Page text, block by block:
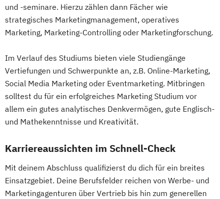
und -seminare. Hierzu zählen dann Fächer wie
strategisches Marketingmanagement, operatives
Marketing, Marketing-Controlling oder Marketingforschung.
Im Verlauf des Studiums bieten viele Studiengänge
Vertiefungen und Schwerpunkte an, z.B. Online-Marketing,
Social Media Marketing oder Eventmarketing. Mitbringen
solltest du für ein erfolgreiches Marketing Studium vor
allem ein gutes analytisches Denkvermögen, gute Englisch-
und Mathekenntnisse und Kreativität.
Karriereaussichten im Schnell-Check
Mit deinem Abschluss qualifizierst du dich für ein breites
Einsatzgebiet. Deine Berufsfelder reichen von Werbe- und
Marketingagenturen über Vertrieb bis hin zum generellen